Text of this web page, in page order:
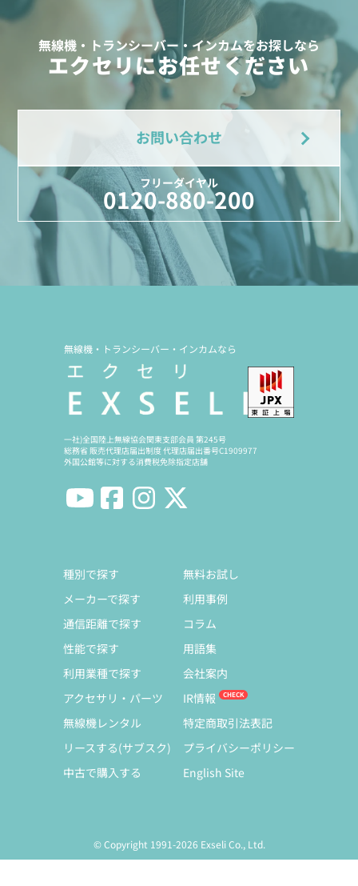
無線機・トランシーバー・インカムをお探しなら
エクセリにお任せください
お問い合わせ
フリーダイヤル
0120-880-200
無線機・トランシーバー・インカムなら
一社)全国陸上無線協会関東支部会員 第245号
総務省 販売代理店届出制度 代理店届出番号C1909977
外国公館等に対する消費税免除指定店舗
種別で探す
メーカーで探す
通信距離で探す
性能で探す
利用業種で探す
アクセサリ・パーツ
無線機レンタル
リースする(サブスク)
中古で購入する
無料お試し
利用事例
コラム
用語集
会社案内
IR情報
特定商取引法表記
プライバシーポリシー
English Site
© Copyright 1991-2026 Exseli Co., Ltd.